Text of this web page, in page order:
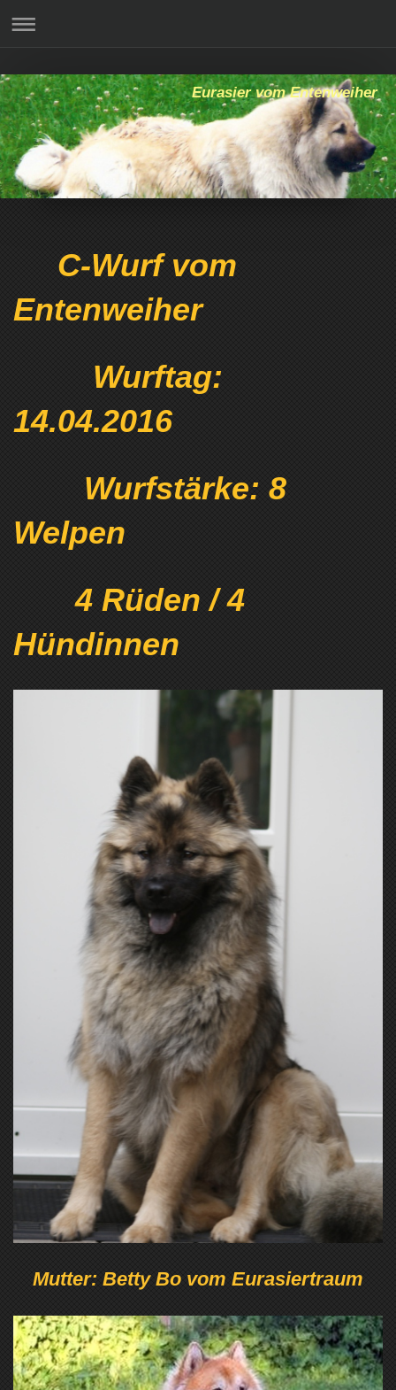
Eurasier vom Entenweiher
C-Wurf vom
Entenweiher
Wurftag:
14.04.2016
Wurfstärke: 8
Welpen
4 Rüden / 4
Hündinnen
Mutter: Betty Bo vom Eurasiertraum